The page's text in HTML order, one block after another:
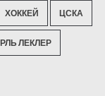
ХОККЕЙ ЦСКА
ЛЕКЛЕР